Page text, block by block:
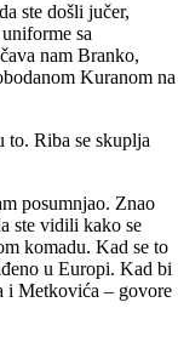
ste došli jučer,
sa
nam Branko,
Kuranom na
to. Riba se skuplja
posumnjao. Znao
ste vidili kako se
komadu. Kad se to
u Europi. Kad bi
i Metkovića – govore